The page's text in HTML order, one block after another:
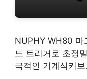
NUPHY WH80 마
드 트리거로 초정
극적인 기계식키